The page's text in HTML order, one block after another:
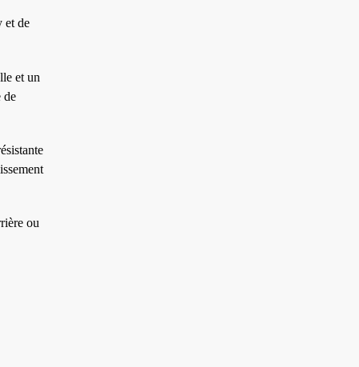
et de
et un
de
ou